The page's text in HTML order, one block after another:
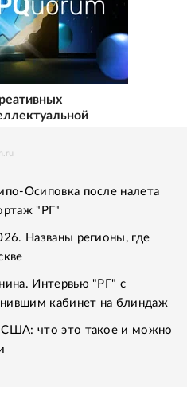
Осиповка после налета
"РГ"
Названы регионы, где
Интервью "РГ" с
кабинет на блиндаж
США: что это такое и можно